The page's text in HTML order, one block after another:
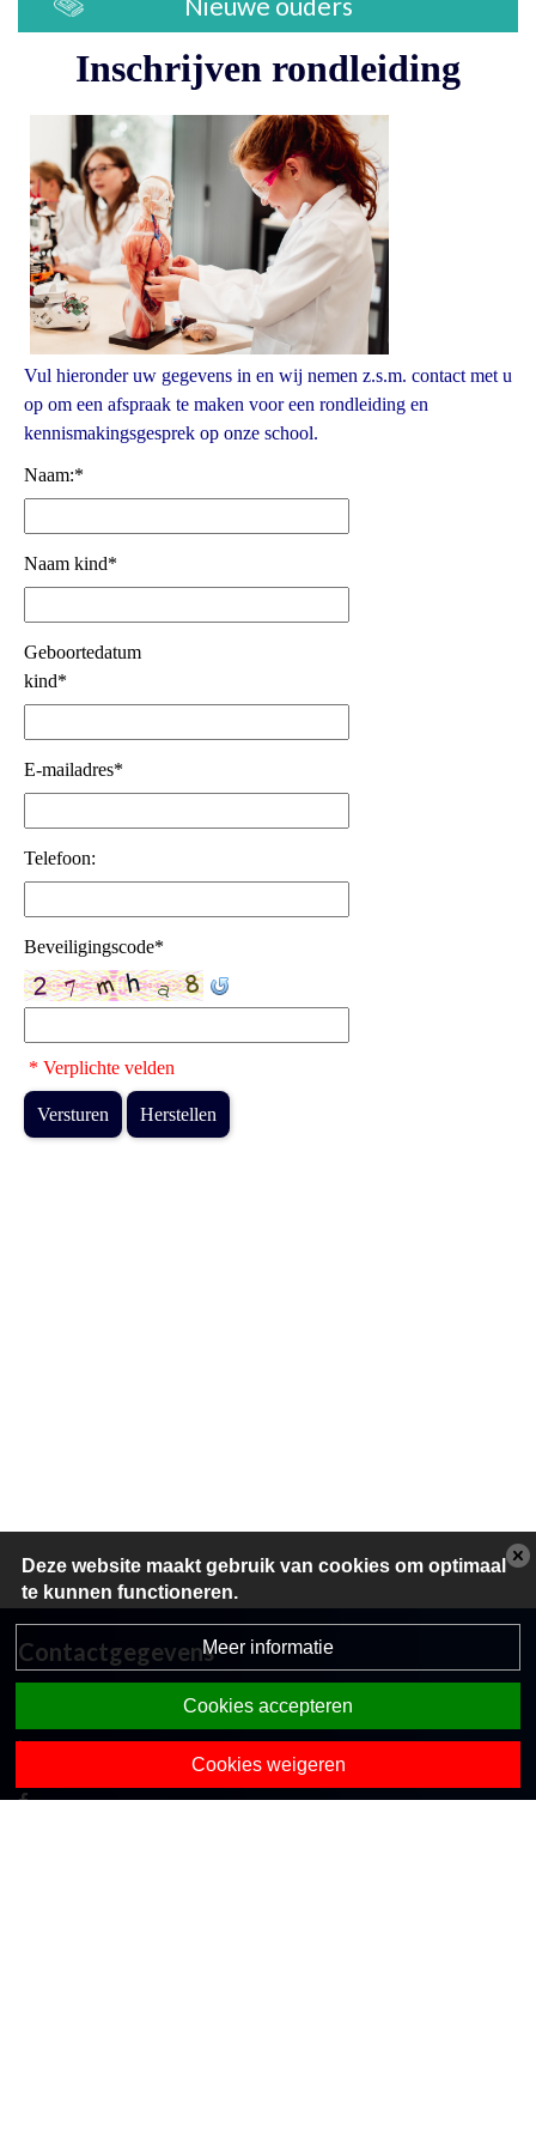
Inschrijven rondleiding
Vul hieronder uw gegevens in en wij nemen z.s.m. contact met u
op om een afspraak te maken voor een rondleiding en
kennismakingsgesprek op onze school.
Naam:*
Naam kind*
Geboortedatum
kind*
E-mailadres*
Telefoon:
Beveiligingscode*
* Verplichte velden
Versturen Herstellen
Contactgegevens
0547-363365
directie.obsdezwaluw@opohvt.nl
Deze website maakt gebruik van cookies om optimaal
te kunnen functioneren.
Meer informatie
Cookies accepteren
Cookies weigeren